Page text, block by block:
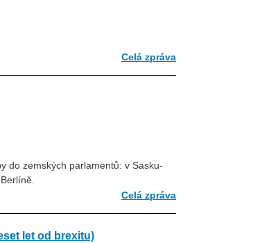
Celá zpráva
do zemských parlamentů: v Sasku-
Celá zpráva
let od brexitu)